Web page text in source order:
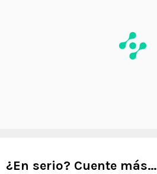
¿En serio? Cuente más…